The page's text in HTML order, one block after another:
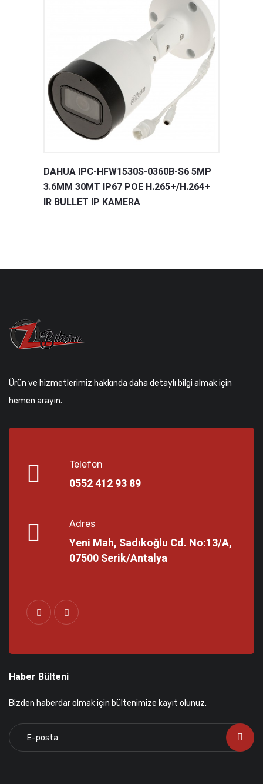
DAHUA IPC-HFW1530S-0360B-S6 5MP
3.6MM 30MT IP67 POE H.265+/H.264+
IR BULLET IP KAMERA
Ürün ve hizmetlerimiz hakkında daha detaylı bilgi almak için
hemen arayın.
Telefon
0552 412 93 89
Adres
Yeni Mah, Sadıkoğlu Cd. No:13/A,
07500 Serik/Antalya
Haber Bülteni
Bizden haberdar olmak için bültenimize kayıt olunuz.